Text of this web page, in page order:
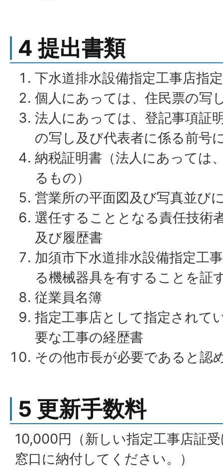
4 提出書類
下水道排水設備指定工事店指
個人にあっては、住民票の写
法人にあっては、登記事項証
の写し及び代表者に係る前号
納税証明書（法人にあっては
るもの）
営業所の平面図及び写真並び
選任することとなる責任技術
及び履歴書
加須市下水道排水設備指定工
る機械器具を有することを証
従業員名簿
指定工事店として指定されて
要な工事の経歴書
その他市長が必要であると認
5 更新手数料
10,000円（新しい指定工事店証
窓口に納付してください。）